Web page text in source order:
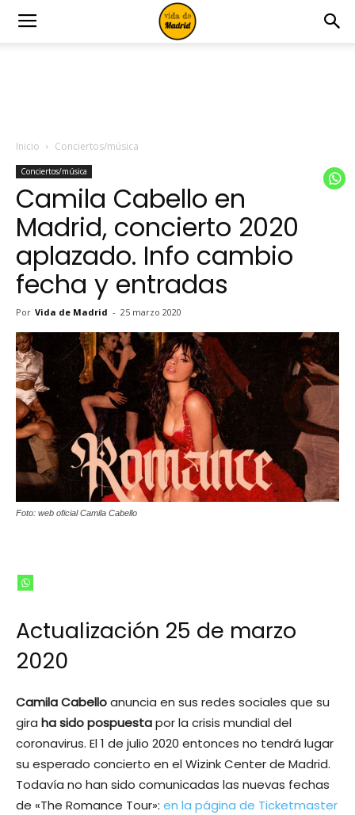
Inicio Conciertos/música
Conciertos/música
Camila Cabello en
Madrid, concierto 2020
aplazado. Info cambio
fecha y entradas
Por Vida de Madrid - 25 marzo 2020
Foto: web oficial Camila Cabello
Actualización 25 de marzo
2020
Camila Cabelloanuncia en sus redes sociales que su
gira ha sido pospuestapor la crisis mundial del
coronavirus. El 1 de julio 2020 entonces no tendrá lugar
su esperado concierto en el Wizink Center de Madrid.
Todavía no han sido comunicadas las nuevas fechas
de «The Romance Tour»: en la página de Ticketmaster